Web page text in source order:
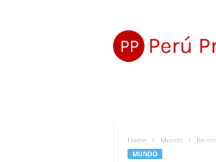
r
ú
Home Mundo
MUNDO